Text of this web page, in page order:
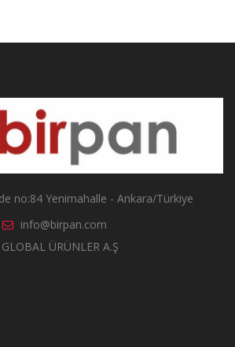
no:84 Yenimahalle - Ankara/Türkiye
info@birpan.com
ÜRÜNLER A.Ş